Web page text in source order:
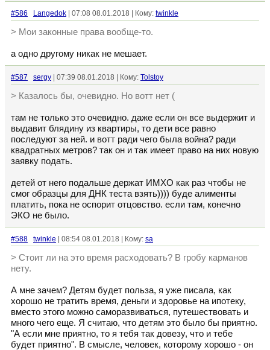
#586 Langedok | 07:08 08.01.2018 | Кому: twinkle
> Мои законные права вообще-то.
а одно другому никак не мешает.
#587 sergy | 07:39 08.01.2018 | Кому: Tolstoy
> Казалось бы, очевидно. Но вотт нет (
там не только это очевидно. даже если он все выдержит и
выдавит блядину из квартиры, то дети все равно
последуют за ней. и вотт ради чего была война? ради
квадратных метров? так он и так имеет право на них новую
заявку подать.
детей от него подальше держат ИМХО как раз чтобы не
смог образцы для ДНК теста взять)))) буде алименты
платить, пока не оспорит отцовство. если там, конечно
ЭКО не было.
#588 twinkle | 08:54 08.01.2018 | Кому: sa
> Стоит ли на это время расходовать? В гробу карманов
нету.
А мне зачем? Детям будет польза, я уже писала, как
хорошо не тратить время, деньги и здоровье на ипотеку,
вместо этого можно саморазвиваться, путешествовать и
много чего еще. Я считаю, что детям это было бы приятно.
"А если мне приятно, то я тебя так довезу, что и тебе
будет приятно". В смысле, человек, которому хорошо - он